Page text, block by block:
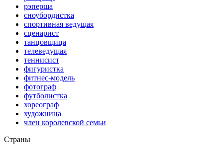
рэперша
сноубордистка
спортивная ведущая
сценарист
танцовщица
телеведущая
теннисист
фигуристка
фитнес-модель
фотограф
футболистка
хореограф
художница
член королевской семьи
Страны